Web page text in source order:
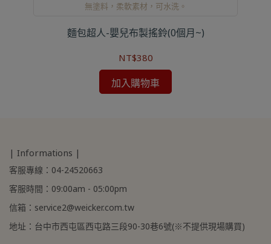
無塗料，柔軟素材，可水洗。
麵包超人-嬰兒布製搖鈴(0個月~)
NT$380
加入購物車
| Informations |
客服專線：04-24520663
客服時間：09:00am - 05:00pm
信箱：service2@weicker.com.tw
地址：台中市西屯區西屯路三段90-30巷6號(※不提供現場購買)